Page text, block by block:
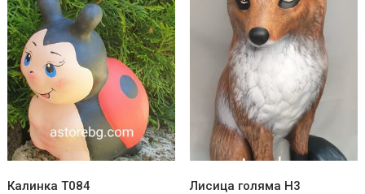
Калинка T084
Лисица голяма Н3